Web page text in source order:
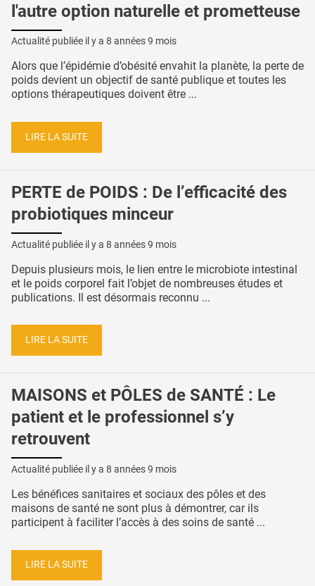
l'autre option naturelle et prometteuse
Actualité publiée il y a 8 années 9 mois
Alors que l’épidémie d’obésité envahit la planète, la perte de
poids devient un objectif de santé publique et toutes les
options thérapeutiques doivent être ...
LIRE LA SUITE
PERTE de POIDS : De l’efficacité des
probiotiques minceur
Actualité publiée il y a 8 années 9 mois
Depuis plusieurs mois, le lien entre le microbiote intestinal
et le poids corporel fait l’objet de nombreuses études et
publications. Il est désormais reconnu ...
LIRE LA SUITE
MAISONS et PÔLES de SANTÉ : Le
patient et le professionnel s’y
retrouvent
Actualité publiée il y a 8 années 9 mois
Les bénéfices sanitaires et sociaux des pôles et des
maisons de santé ne sont plus à démontrer, car ils
participent à faciliter l’accès à des soins de santé ...
LIRE LA SUITE